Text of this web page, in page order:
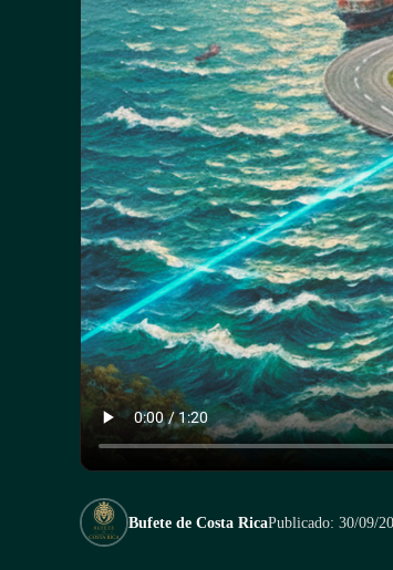
Bufete de Costa RicaPublicado: 30/09/